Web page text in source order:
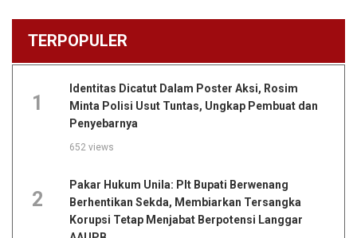
TERPOPULER
1
Identitas Dicatut Dalam Poster Aksi, Rosim
Minta Polisi Usut Tuntas, Ungkap Pembuat dan
Penyebarnya
652 views
2
Pakar Hukum Unila: Plt Bupati Berwenang
Berhentikan Sekda, Membiarkan Tersangka
Korupsi Tetap Menjabat Berpotensi Langgar